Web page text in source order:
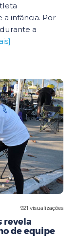
infância. Por
a
921 visualizações
revela
de equipe